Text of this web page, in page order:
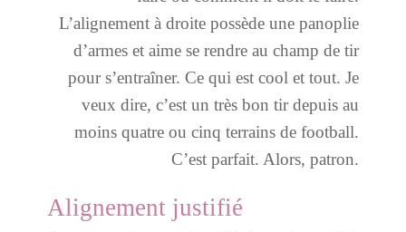
L’alignement à droite possède une panoplie
d’armes et aime se rendre au champ de tir
pour s’entraîner. Ce qui est cool et tout. Je
veux dire, c’est un très bon tir depuis au
moins quatre ou cinq terrains de football.
C’est parfait. Alors, patron.
Alignement justifié